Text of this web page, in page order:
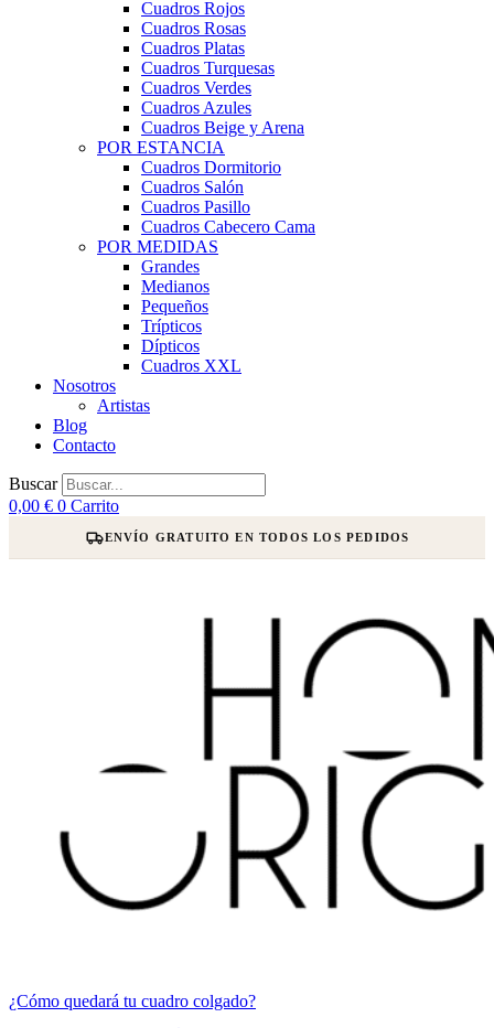
Cuadros Rojos
Cuadros Rosas
Cuadros Platas
Cuadros Turquesas
Cuadros Verdes
Cuadros Azules
Cuadros Beige y Arena
POR ESTANCIA
Cuadros Dormitorio
Cuadros Salón
Cuadros Pasillo
Cuadros Cabecero Cama
POR MEDIDAS
Grandes
Medianos
Pequeños
Trípticos
Dípticos
Cuadros XXL
Nosotros
Artistas
Blog
Contacto
Buscar
0,00 € 0 Carrito
ENVÍO GRATUITO EN TODOS LOS PEDIDOS
¿Cómo quedará tu cuadro colgado?